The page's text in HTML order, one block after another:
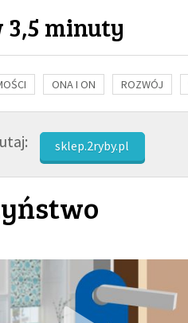
3,5 minuty
ONA I ON ROZWÓJ
MĘŻCZYZNA RELIGIE
sklep.2ryby.pl